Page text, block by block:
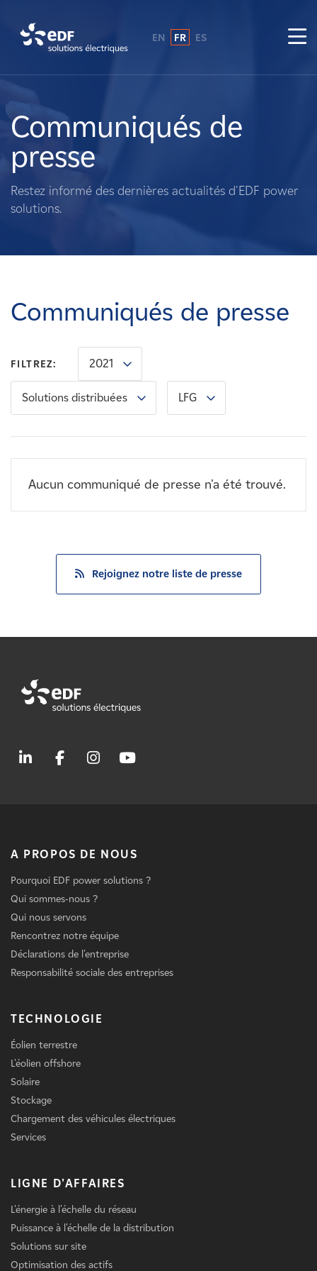
A propos de nous
Ce que nous faisons
Propriétaires fonciers
Carrières
Nouvelles
Contactez-nous
EN FR ES
Communiqués de
presse
Restez informé des dernières actualités d'EDF power
solutions.
Communiqués de presse
FILTREZ: 2021
Solutions distribuées LFG
Aucun communiqué de presse n'a été trouvé.
Rejoignez notre liste de presse
A PROPOS DE NOUS
Pourquoi EDF power solutions ?
Qui sommes-nous ?
Qui nous servons
Rencontrez notre équipe
Déclarations de l'entreprise
Responsabilité sociale des entreprises
TECHNOLOGIE
Éolien terrestre
L'éolien offshore
Solaire
Stockage
Chargement des véhicules électriques
Services
LIGNE D'AFFAIRES
L'énergie à l'échelle du réseau
Puissance à l'échelle de la distribution
Solutions sur site
Optimisation des actifs